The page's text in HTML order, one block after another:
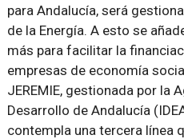
para Andalucía, será
de la Energía. A esto se
más para facilitar la
empresas de economía
JEREMIE, gestionada por la
Desarrollo de Andalucía
contempla una tercera línea